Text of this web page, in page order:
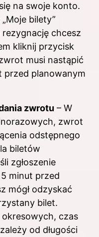
na swoje konto.
bilety”
chcesz
kliknij przycisk
musi nastąpić
przed planowanym
zwrotu – W
zwrot
odstępnego
biletów
zgłoszenie
minut przed
mógł odzyskać
bilet.
czas
od długości